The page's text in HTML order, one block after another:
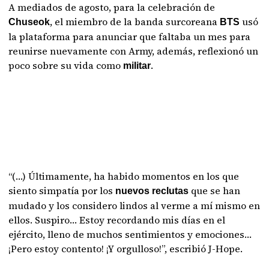
A mediados de agosto, para la celebración de
Chuseok, el miembro de la banda surcoreana BTSusó
la plataforma para anunciar que faltaba un mes para
reunirse nuevamente con Army, además, reflexionó un
poco sobre su vida como militar.
“(…) Últimamente, ha habido momentos en los que
siento simpatía por los nuevos reclutas que se han
mudado y los considero lindos al verme a mí mismo en
ellos. Suspiro… Estoy recordando mis días en el
ejército, lleno de muchos sentimientos y emociones…
¡Pero estoy contento! ¡Y orgulloso!”, escribió J-Hope.